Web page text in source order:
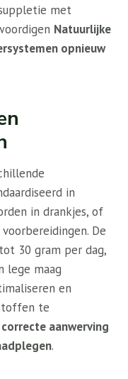
met
Natuurlijke
opnieuw
in
in drankjes, of
De
30 gram per dag,
lege maag
en
te
aanwerving
.